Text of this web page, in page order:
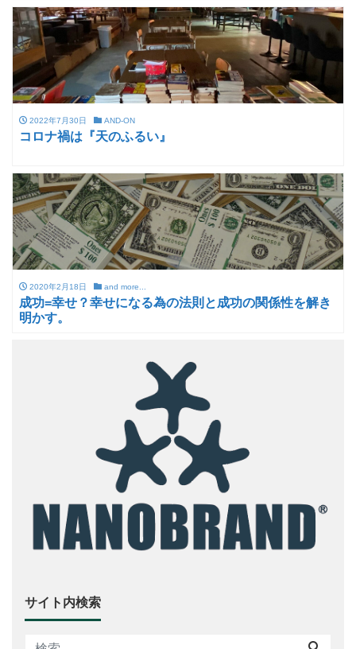
2022年7月30日 AND-ON
コロナ禍は『天のふるい』
2020年2月18日 and more...
成功=幸せ？幸せになる為の法則と成功の関係性を解き
明かす。
サイト内検索